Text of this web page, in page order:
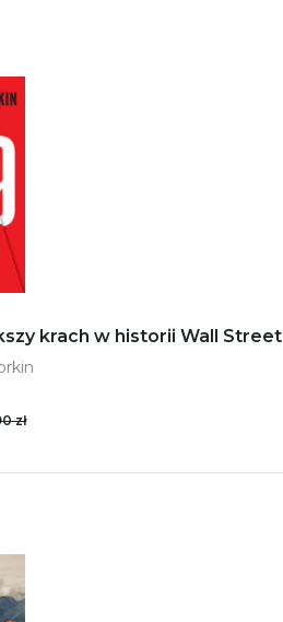
krach w historii Wall Street
zł